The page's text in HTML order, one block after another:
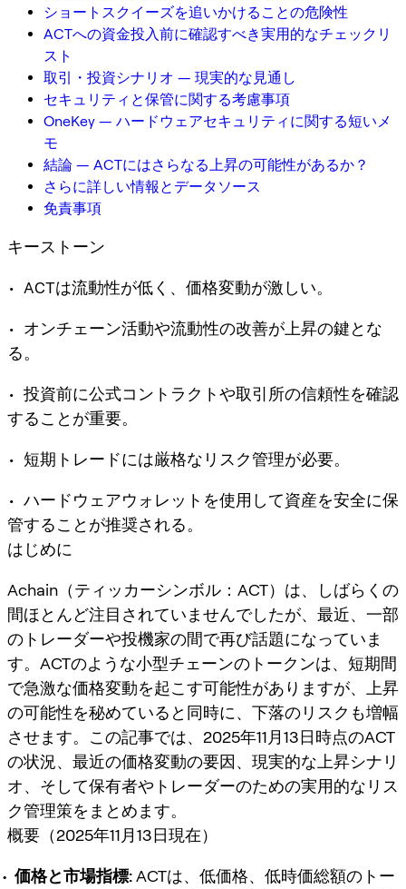
ショートスクイーズを追いかけることの危険性
ACTへの資金投入前に確認すべき実用的なチェックリ
スト
取引・投資シナリオ — 現実的な見通し
セキュリティと保管に関する考慮事項
OneKey — ハードウェアセキュリティに関する短いメ
モ
結論 — ACTにはさらなる上昇の可能性があるか？
さらに詳しい情報とデータソース
免責事項
キーストーン
• ACTは流動性が低く、価格変動が激しい。
• オンチェーン活動や流動性の改善が上昇の鍵とな
る。
• 投資前に公式コントラクトや取引所の信頼性を確認
することが重要。
• 短期トレードには厳格なリスク管理が必要。
• ハードウェアウォレットを使用して資産を安全に保
管することが推奨される。
はじめに
Achain（ティッカーシンボル：ACT）は、しばらくの
間ほとんど注目されていませんでしたが、最近、一部
のトレーダーや投機家の間で再び話題になっていま
す。ACTのような小型チェーンのトークンは、短期間
で急激な価格変動を起こす可能性がありますが、上昇
の可能性を秘めていると同時に、下落のリスクも増幅
させます。この記事では、2025年11月13日時点のACT
の状況、最近の価格変動の要因、現実的な上昇シナリ
オ、そして保有者やトレーダーのための実用的なリス
ク管理策をまとめます。
概要（2025年11月13日現在）
価格と市場指標:ACTは、低価格、低時価総額のトー